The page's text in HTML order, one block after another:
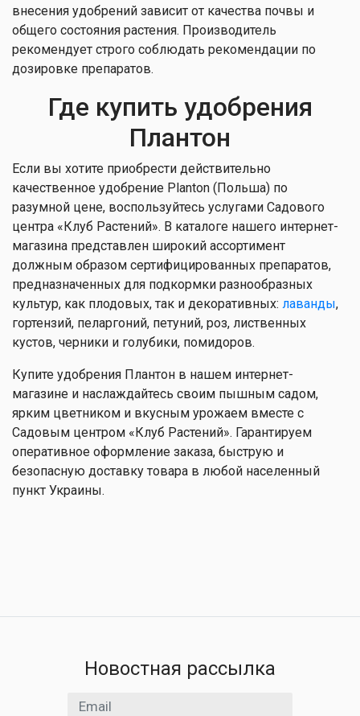
внесения удобрений зависит от качества почвы и
общего состояния растения. Производитель
рекомендует строго соблюдать рекомендации по
дозировке препаратов.
Где купить удобрения
Плантон
Если вы хотите приобрести действительно
качественное удобрение Planton (Польша) по
разумной цене, воспользуйтесь услугами Садового
центра «Клуб Растений». В каталоге нашего интернет-
магазина представлен широкий ассортимент
должным образом сертифицированных препаратов,
предназначенных для подкормки разнообразных
культур, как плодовых, так и декоративных: лаванды,
гортензий, пеларгоний, петуний, роз, лиственных
кустов, черники и голубики, помидоров.
Купите удобрения Плантон в нашем интернет-
магазине и наслаждайтесь своим пышным садом,
ярким цветником и вкусным урожаем вместе с
Садовым центром «Клуб Растений». Гарантируем
оперативное оформление заказа, быструю и
безопасную доставку товара в любой населенный
пункт Украины.
Новостная рассылка
Email адрес